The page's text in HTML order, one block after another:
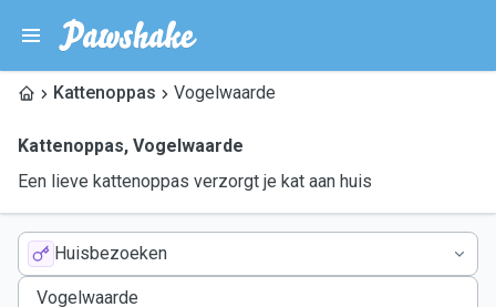
Kattenoppas Vogelwaarde
Kattenoppas, Vogelwaarde
Een lieve kattenoppas verzorgt je kat aan huis
Huisbezoeken